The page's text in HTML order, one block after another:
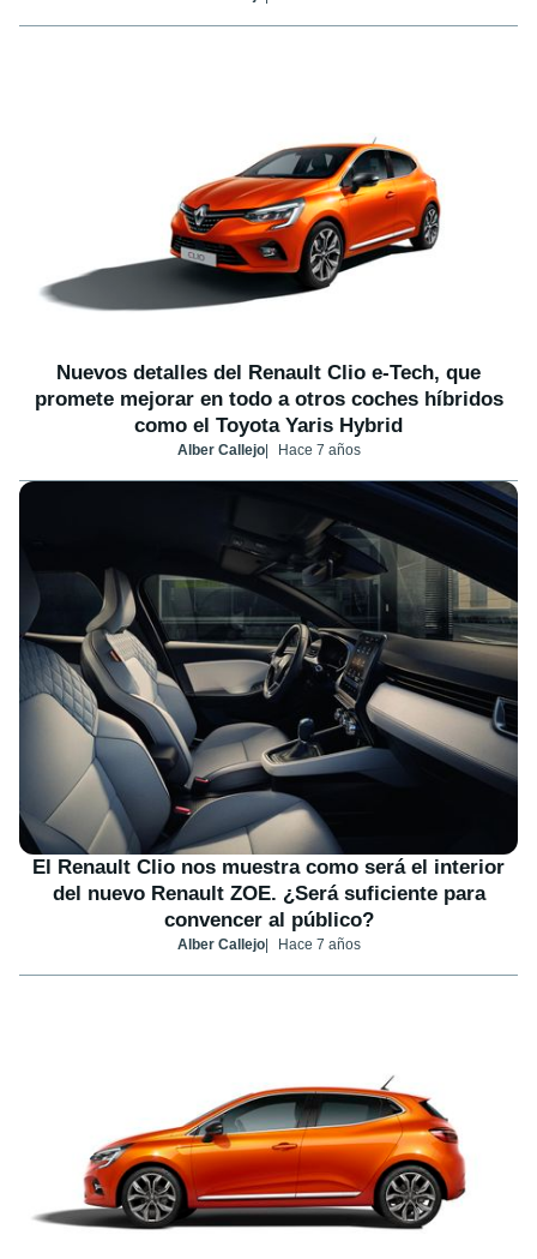
Nuevos detalles del Renault Clio e-Tech, que
promete mejorar en todo a otros coches híbridos
como el Toyota Yaris Hybrid
Alber Callejo Hace 7 años
El Renault Clio nos muestra como será el interior
del nuevo Renault ZOE. ¿Será suficiente para
convencer al público?
Alber Callejo Hace 7 años